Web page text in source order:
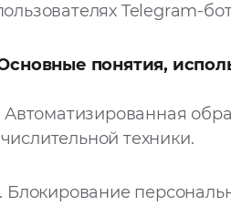
Telegram-
понятия,
Автоматизированная
техники.
Блокирование